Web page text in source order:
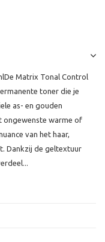
Matrix Tonal Control
toner die je
as- en gouden
ongewenste warme of
van het haar,
Dankzij de geltextuur